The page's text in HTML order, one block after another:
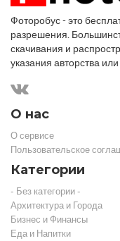
Фоторобус - это
разрешения.
скачивания и
указания авторства
О нас
О сервисе
Пользовательское
Категории
- Без категории -
Архитектура и Города
Бизнес и Финансы
Еда и Напитки